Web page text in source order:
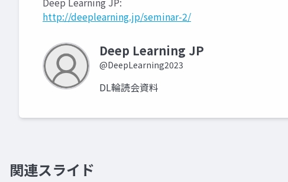
http://deeplearning.jp/seminar-2/
Deep Learning JP
@DeepLearning2023
DL輪読会資料
関連スライド